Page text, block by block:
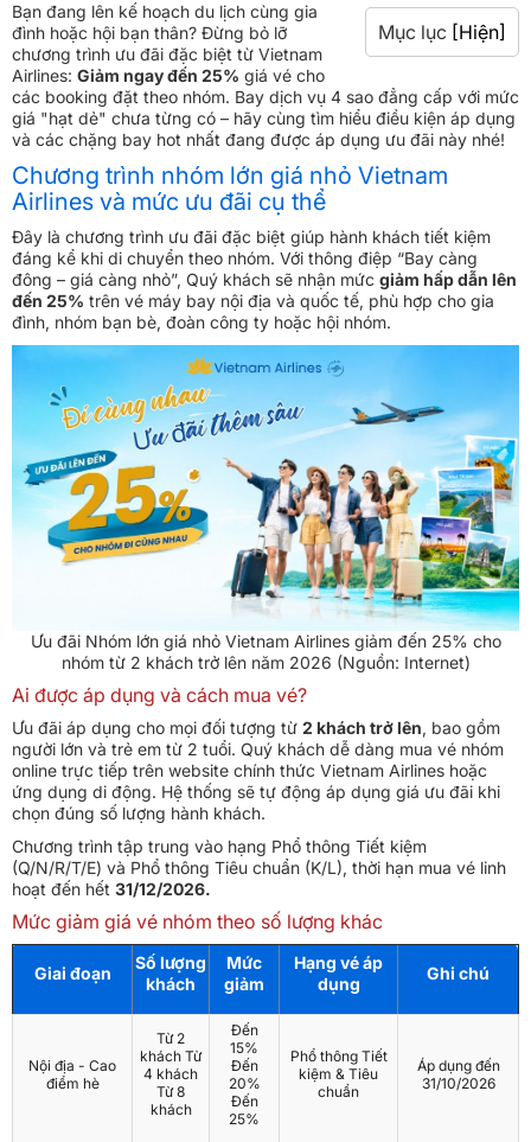
Mục lục [Hiện]
Bạn đang lên kế hoạch du lịch cùng gia
đình hoặc hội bạn thân? Đừng bỏ lỡ
chương trình ưu đãi đặc biệt từ Vietnam
Airlines: Giảm ngay đến 25% giá vé cho
các booking đặt theo nhóm. Bay dịch vụ 4 sao đẳng cấp với mức
giá "hạt dẻ" chưa từng có – hãy cùng tìm hiểu điều kiện áp dụng
và các chặng bay hot nhất đang được áp dụng ưu đãi này nhé!
Chương trình nhóm lớn giá nhỏ Vietnam
Airlines và mức ưu đãi cụ thể
Đây là chương trình ưu đãi đặc biệt giúp hành khách tiết kiệm
đáng kể khi di chuyển theo nhóm. Với thông điệp “Bay càng
đông – giá càng nhỏ”, Quý khách sẽ nhận mức giảm hấp dẫn lên
đến 25% trên vé máy bay nội địa và quốc tế, phù hợp cho gia
đình, nhóm bạn bè, đoàn công ty hoặc hội nhóm.
Ưu đãi Nhóm lớn giá nhỏ Vietnam Airlines giảm đến 25% cho
nhóm từ 2 khách trở lên năm 2026 (Nguồn: Internet)
Ai được áp dụng và cách mua vé?
Ưu đãi áp dụng cho mọi đối tượng từ 2 khách trở lên, bao gồm
người lớn và trẻ em từ 2 tuổi. Quý khách dễ dàng mua vé nhóm
online trực tiếp trên website chính thức Vietnam Airlines hoặc
ứng dụng di động. Hệ thống sẽ tự động áp dụng giá ưu đãi khi
chọn đúng số lượng hành khách.
Chương trình tập trung vào hạng Phổ thông Tiết kiệm
(Q/N/R/T/E) và Phổ thông Tiêu chuẩn (K/L), thời hạn mua vé linh
hoạt đến hết 31/12/2026.
Mức giảm giá vé nhóm theo số lượng khác
Giai đoạn
Số lượng
khách
Mức
giảm
Hạng vé áp
dụng
Ghi chú
Nội địa - Cao
điểm hè
Từ 2
khách Từ
4 khách
Từ 8
khách
Đến
15%
Đến
20%
Đến
25%
Phổ thông Tiết
kiệm & Tiêu
chuẩn
Áp dụng đến
31/10/2026